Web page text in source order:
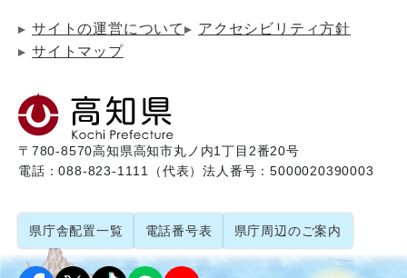
サイトの運営について
アクセシビリティ方針
サイトマップ
〒780-8570高知県高知市丸ノ内1丁目2番20号
電話：088-823-1111（代表）法人番号：5000020390003
県庁舎配置一覧 電話番号表 県庁周辺のご案内